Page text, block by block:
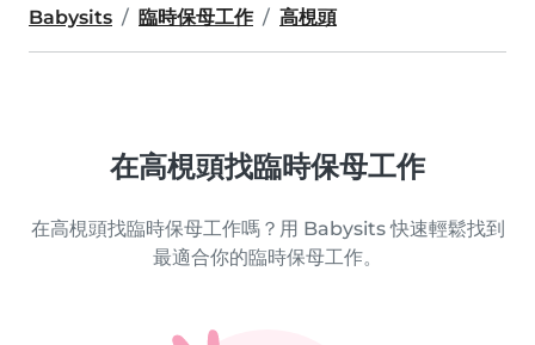
Babysits 臨時保母工作 高梘頭
在高梘頭找臨時保母工作
在高梘頭找臨時保母工作嗎？用 Babysits 快速輕鬆找到
最適合你的臨時保母工作。